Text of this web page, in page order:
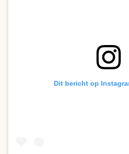
Dit bericht op